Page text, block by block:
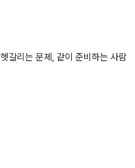
헷갈리는 문제, 같이 준비하는 사람